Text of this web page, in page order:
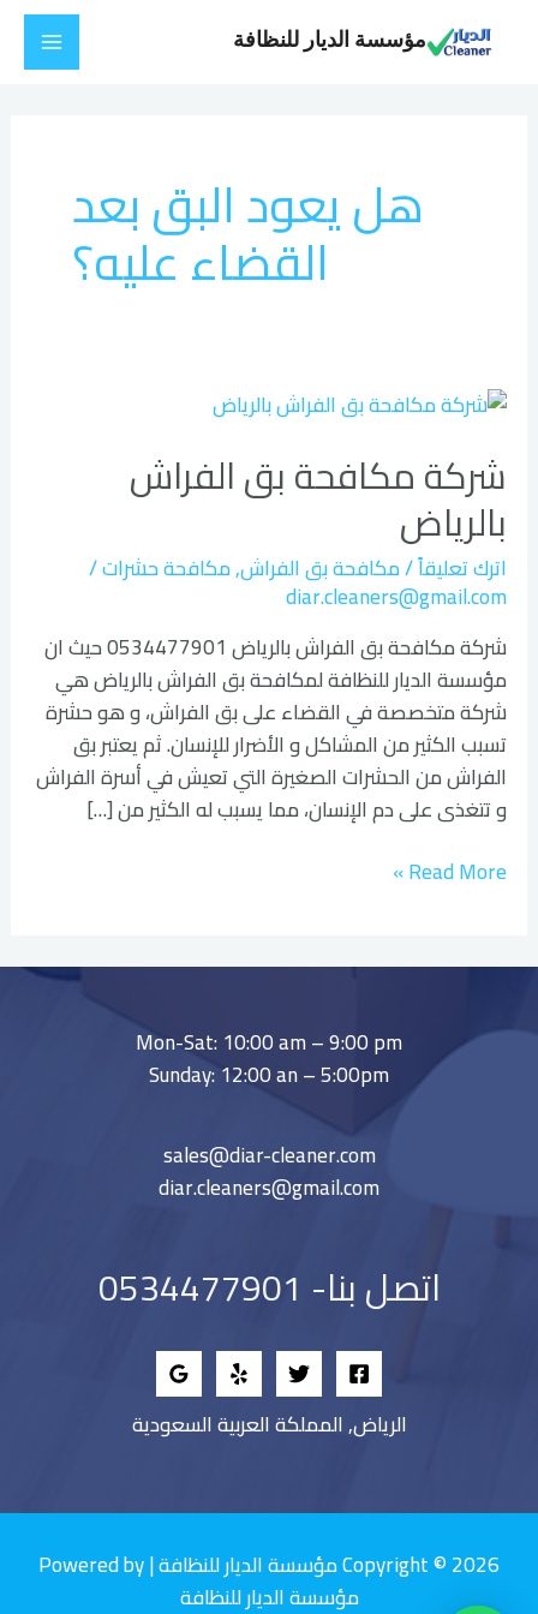
مؤسسة الديار للنظافة
Main
هل يعود البق بعد
القضاء عليه؟
شركة مكافحة بق الفراش
بالرياض
اترك تعليقاً/مكافحة بق الفراش,مكافحة حشرات/
diar.cleaners@gmail.com
شركة مكافحة بق الفراش بالرياض 0534477901 حيث ان
مؤسسة الديار للنظافة لمكافحة بق الفراش بالرياض هي
شركة متخصصة في القضاء على بق الفراش، و هو حشرة
تسبب الكثير من المشاكل و الأضرار للإنسان. ثم يعتبر بق
الفراش من الحشرات الصغيرة التي تعيش في أسرة الفراش
و تتغذى على دم الإنسان، مما يسبب له الكثير من […]
شركة
بق
الفراش
بالرياض
Read More »
Mon-Sat: 10:00 am – 9:00 pm
Sunday: 12:00 an – 5:00pm
sales@diar-cleaner.com
diar.cleaners@gmail.com
اتصل بنا- 0534477901
الرياض, المملكة العربية السعودية
Copyright © 2026 مؤسسة الديار للنظافة | Powered by
مؤسسة الديار للنظافة